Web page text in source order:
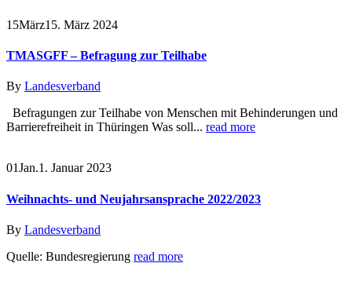
15März15. März 2024
TMASGFF – Befragung zur Teilhabe
By Landesverband
Befragungen zur Teilhabe von Menschen mit Behinderungen und
Barrierefreiheit in Thüringen Was soll... read more
01Jan.1. Januar 2023
Weihnachts- und Neujahrsansprache 2022/2023
By Landesverband
Quelle: Bundesregierung read more